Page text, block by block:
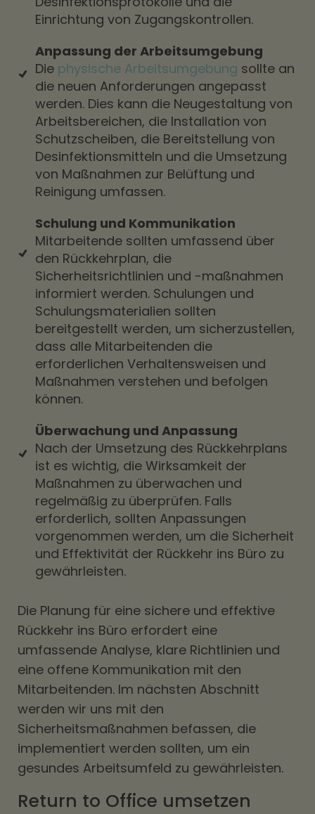
Einrichtung von Zugangskontrollen.
Anpassung der Arbeitsumgebung
Die physische Arbeitsumgebung sollte an
die neuen Anforderungen angepasst
werden. Dies kann die Neugestaltung von
Arbeitsbereichen, die Installation von
Schutzscheiben, die Bereitstellung von
Desinfektionsmitteln und die Umsetzung
von Maßnahmen zur Belüftung und
Reinigung umfassen.
Schulung und Kommunikation
Mitarbeitende sollten umfassend über
den Rückkehrplan, die
Sicherheitsrichtlinien und -maßnahmen
informiert werden. Schulungen und
Schulungsmaterialien sollten
bereitgestellt werden, um sicherzustellen,
dass alle Mitarbeitenden die
erforderlichen Verhaltensweisen und
Maßnahmen verstehen und befolgen
können.
Überwachung und Anpassung
Nach der Umsetzung des Rückkehrplans
ist es wichtig, die Wirksamkeit der
Maßnahmen zu überwachen und
regelmäßig zu überprüfen. Falls
erforderlich, sollten Anpassungen
vorgenommen werden, um die Sicherheit
und Effektivität der Rückkehr ins Büro zu
gewährleisten.
Die Planung für eine sichere und effektive
Rückkehr ins Büro erfordert eine
umfassende Analyse, klare Richtlinien und
eine offene Kommunikation mit den
Mitarbeitenden. Im nächsten Abschnitt
werden wir uns mit den
Sicherheitsmaßnahmen befassen, die
implementiert werden sollten, um ein
gesundes Arbeitsumfeld zu gewährleisten.
Return to Office umsetzen